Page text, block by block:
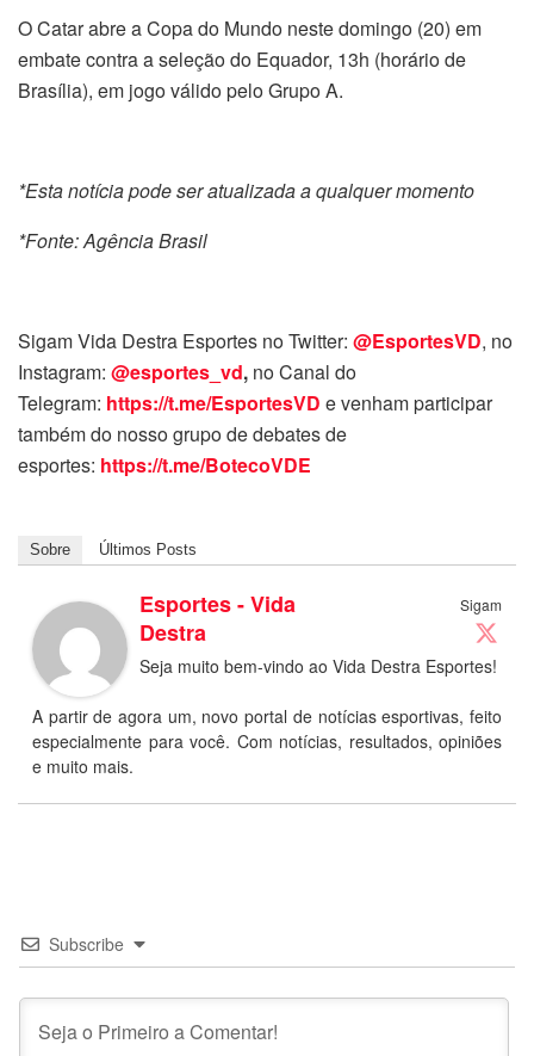
O Catar abre a Copa do Mundo neste domingo (20) em
embate contra a seleção do Equador, 13h (horário de
Brasília), em jogo válido pelo Grupo A.
*Esta notícia pode ser atualizada a qualquer momento
*Fonte: Agência Brasil
Sigam Vida Destra Esportes no Twitter: @EsportesVD, no
Instagram: @esportes_vd, no Canal do
Telegram: https://t.me/EsportesVD e venham participar
também do nosso grupo de debates de
esportes: https://t.me/BotecoVDE
Sobre Últimos Posts
Sigam
Esportes - Vida
Destra
Seja muito bem-vindo ao Vida Destra Esportes!
A partir de agora um, novo portal de notícias esportivas, feito
especialmente para você. Com notícias, resultados, opiniões
e muito mais.
Subscribe